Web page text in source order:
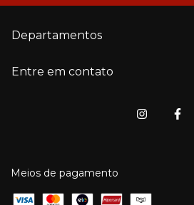
Departamentos
Entre em contato
Meios de pagamento